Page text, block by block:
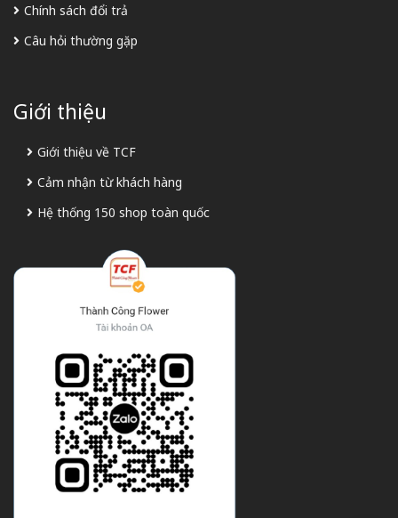
Chính sách đổi trả
Câu hỏi thường gặp
Giới thiệu
Giới thiệu về TCF
Cảm nhận từ khách hàng
Hệ thống 150 shop toàn quốc